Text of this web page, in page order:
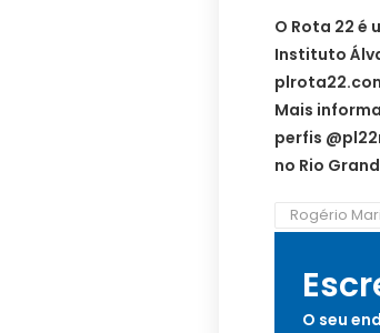
O Rota 22 é
Instituto
Mais
perfis
no Rio
Rogério
O seu